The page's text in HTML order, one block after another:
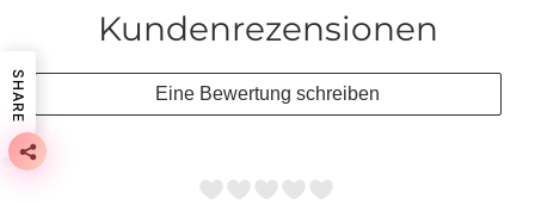
Kundenrezensionen
Eine Bewertung schreiben
SHARE